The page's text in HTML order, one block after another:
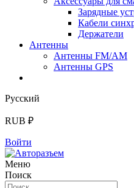
Зарядные
Кабели
Держатели
Антенны
Антенны FM/AM
Антенны GPS
Русский
RUB ₽
Войти
Меню
Поиск